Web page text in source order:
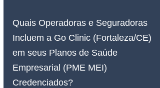
Quais Operadoras e Seguradoras
Incluem a Go Clinic (Fortaleza/CE)
em seus Planos de Saúde
Empresarial (PME MEI)
Credenciados?